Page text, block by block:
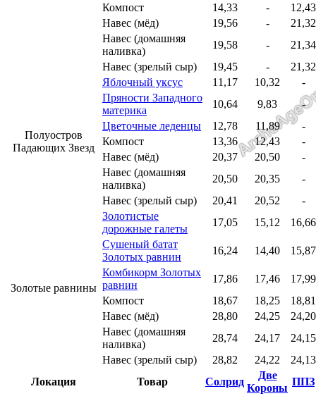
Компост
14,33 -
12,43
Навес (мёд)
19,56 -
21,32
Навес (домашняя
наливка)
19,58 -
21,34
Навес (зрелый сыр)
19,45 - 21,32
Полуостров
Падающих Звезд
Яблочный уксус 11,17 10,32
-
Пряности Западного
материка
10,64 9,83
-
Цветочные леденцы
12,78 11,89
-
Компост
13,36 12,43
-
Навес (мёд)
20,37 20,50
-
Навес (домашняя
наливка)
20,50 20,35
-
Навес (зрелый сыр)
20,41 20,52 -
Золотые равнины
Золотистые
дорожные галеты
17,05 15,12
16,66
Сушеный батат
Золотых равнин
16,24 14,40
15,87
Комбикорм Золотых
равнин
17,86 17,46
17,99
Компост
18,67 18,25
18,81
Навес (мёд)
28,80 24,25
24,20
Навес (домашняя
наливка)
28,74 24,17
24,15
Навес (зрелый сыр)
28,82 24,22
24,13
Локация
Товар Солрид
Две
Короны
ППЗ